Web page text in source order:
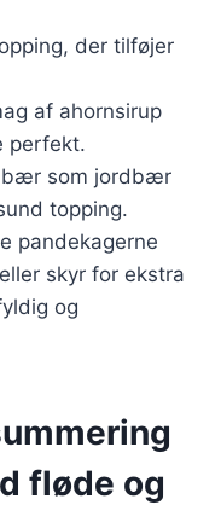
der tilføjer
af ahornsirup
perfekt.
som jordbær
topping.
pandekagerne
skyr for ekstra
og
fløde og